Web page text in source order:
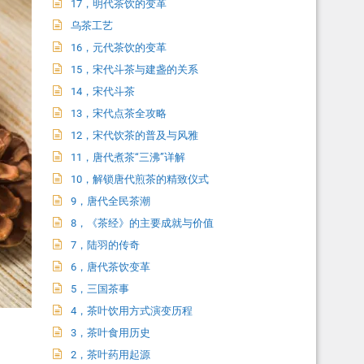
17，明代茶饮的变革
乌茶工艺
16，元代茶饮的变革
15，宋代斗茶与建盏的关系
14，宋代斗茶
13，宋代点茶全攻略
12，宋代饮茶的普及与风雅
11，唐代煮茶“三沸”详解
10，解锁唐代煎茶的精致仪式
9，唐代全民茶潮
8，《茶经》的主要成就与价值
7，陆羽的传奇
6，唐代茶饮变革
5，三国茶事
4，茶叶饮用方式演变历程
3，茶叶食用历史
2，茶叶药用起源